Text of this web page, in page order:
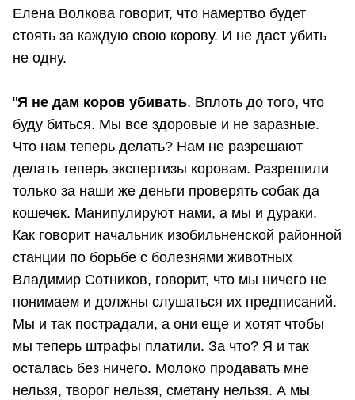
Елена Волкова говорит, что намертво будет
стоять за каждую свою корову. И не даст убить
не одну.
"Я не дам коров убивать. Вплоть до того, что
буду биться. Мы все здоровые и не заразные.
Что нам теперь делать? Нам не разрешают
делать теперь экспертизы коровам. Разрешили
только за наши же деньги проверять собак да
кошечек. Манипулируют нами, а мы и дураки.
Как говорит начальник изобильненской районной
станции по борьбе с болезнями животных
Владимир Сотников, говорит, что мы ничего не
понимаем и должны слушаться их предписаний.
Мы и так пострадали, а они еще и хотят чтобы
мы теперь штрафы платили. За что? Я и так
осталась без ничего. Молоко продавать мне
нельзя, творог нельзя, сметану нельзя. А мы